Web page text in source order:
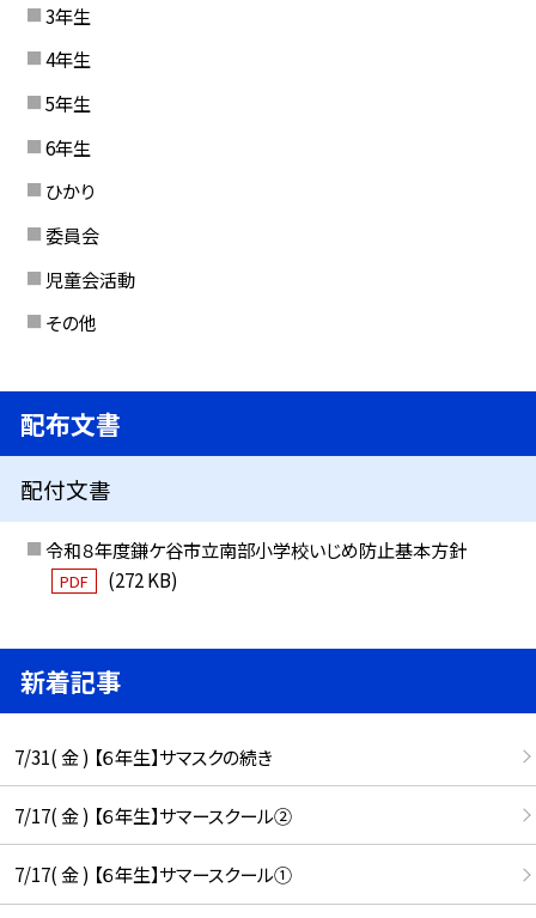
3年生
4年生
5年生
6年生
ひかり
委員会
児童会活動
その他
配布文書
配付文書
令和８年度鎌ケ谷市立南部小学校いじめ防止基本方針
PDF (272 KB)
新着記事
7/31( 金 ) 【６年生】サマスクの続き
7/17( 金 ) 【６年生】サマースクール②
7/17( 金 ) 【６年生】サマースクール①